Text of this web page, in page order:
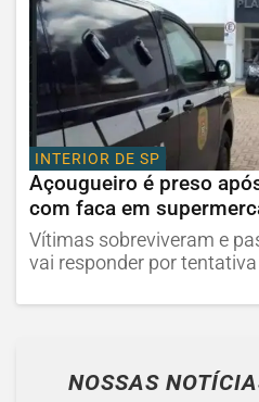
INTERIOR DE SP
Açougueiro é preso
com faca em
Vítimas sobreviveram e
vai responder por
NOSSAS